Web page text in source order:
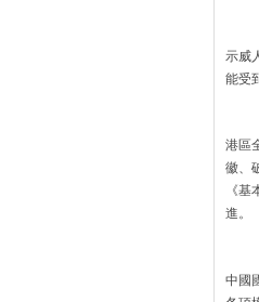
示威
能受
港區
徽、
《
進。
中國